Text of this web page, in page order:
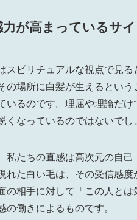
力が高まっているサ
スピリチュアルな視点で見
の場所に白髪が生えるとい
いるのです。理屈や理論だ
くなっているのではないでし
私たちの直感は高次元の自
れた白い毛は、その受信感
の相手に対して「この人と
の働きによるものです。